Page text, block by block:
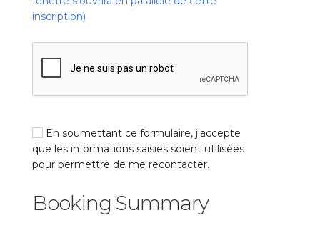
inscription)
En soumettant ce formulaire, j'accepte
que les informations saisies soient utilisées
pour permettre de me recontacter.
Booking Summary